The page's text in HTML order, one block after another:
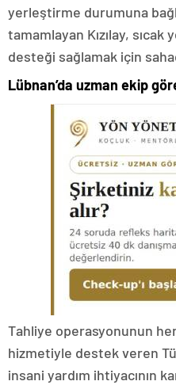
yerleştirme durumuna bağlı
tamamlayan Kızılay,
desteği sağlamak için
Lübnan’da uzman ekip
Tahliye operasyonunun
hizmetiyle destek veren
insani yardım ihtiyacının